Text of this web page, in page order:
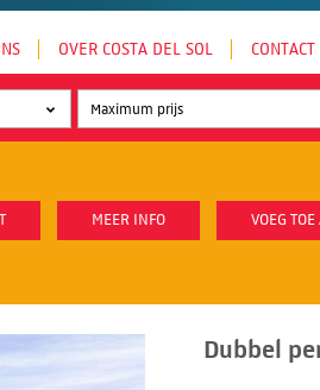
OVER COSTA DEL SOL CONTACT
MEER INFO VOEG
Dubbel